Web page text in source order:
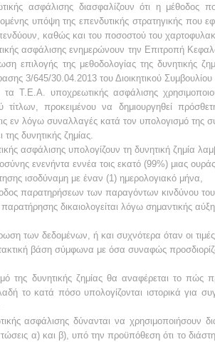
ασφάλισης διασφαλίζουν ότι η μέθοδος
υπόψη της επενδυτικής στρατηγικής που
καθώς και του ποσοστού του
ασφάλισης ενημερώνουν την Επιτροπή
επιλογής της μεθοδολογίας της δυνητικής
3/645/30.04.2013 του Διοικητικού
Τ.Ε.Α. υποχρεωτικής ασφάλισης
τίτλων, προκειμένου να δημιουργηθεί
εν λόγω συναλλαγές κατά τον υπολογισμό της
δυνητικής ζημίας.
ασφάλισης υπολογίζουν τη δυνητική ζημία
ενενήντα εννέα τοις εκατό (99%) μιας
ισοδύναμη με έναν (1) ημερολογιακό μήνα,
παρατηρήσεων των παραγόντων κινδύνου
παρατήρησης δικαιολογείται λόγω σημαντικής
των δεδομένων, ή και συχνότερα όταν οι
βάση σύμφωνα με όσα συναφώς
της δυνητικής ζημίας θα αναφέρεται το πώς
το κατά πόσο υπολογίζονται ιστορικά για
ασφάλισης δύνανται να χρησιμοποιήσουν
α) και β), υπό την προϋπόθεση ότι το